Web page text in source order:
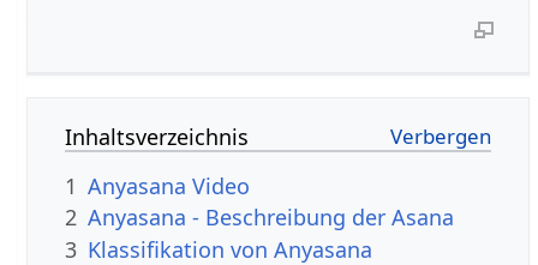
Inhaltsverzeichnis
1 Anyasana Video
2 Anyasana - Beschreibung der Asana
3 Klassifikation von Anyasana